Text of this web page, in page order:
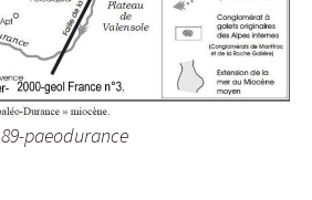
89-paeodurance